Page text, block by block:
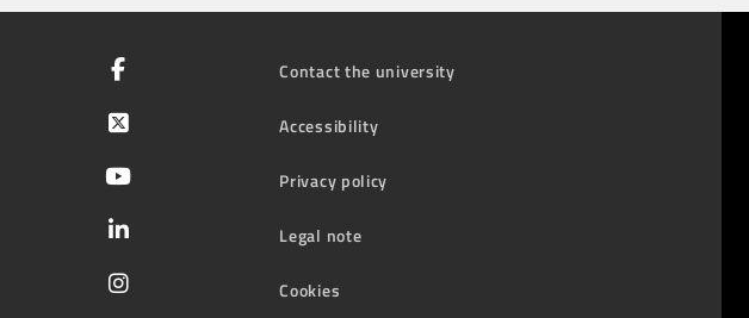
Contact the university
Accessibility
Privacy policy
Legal note
Cookies